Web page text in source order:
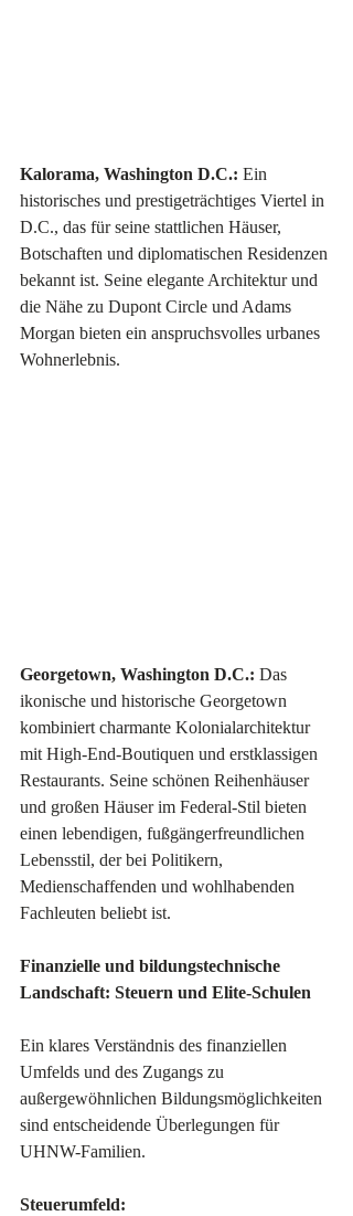
Kalorama, Washington D.C.: Ein
historisches und prestigeträchtiges Viertel in
D.C., das für seine stattlichen Häuser,
Botschaften und diplomatischen Residenzen
bekannt ist. Seine elegante Architektur und
die Nähe zu Dupont Circle und Adams
Morgan bieten ein anspruchsvolles urbanes
Wohnerlebnis.
Georgetown, Washington D.C.: Das
ikonische und historische Georgetown
kombiniert charmante Kolonialarchitektur
mit High-End-Boutiquen und erstklassigen
Restaurants. Seine schönen Reihenhäuser
und großen Häuser im Federal-Stil bieten
einen lebendigen, fußgängerfreundlichen
Lebensstil, der bei Politikern,
Medienschaffenden und wohlhabenden
Fachleuten beliebt ist.
Finanzielle und bildungstechnische
Landschaft: Steuern und Elite-Schulen
Ein klares Verständnis des finanziellen
Umfelds und des Zugangs zu
außergewöhnlichen Bildungsmöglichkeiten
sind entscheidende Überlegungen für
UHNW-Familien.
Steuerumfeld: